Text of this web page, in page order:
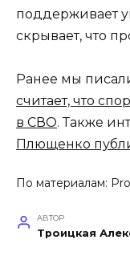
поддерживает
скрывает, что
Ранее мы
считает, что
в СВО. Также
Плющенко
По материалам:
АВТОР
Троицкая